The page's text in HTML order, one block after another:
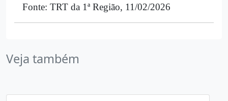
Fonte: TRT da 1ª Região, 11/02/2026
Veja também